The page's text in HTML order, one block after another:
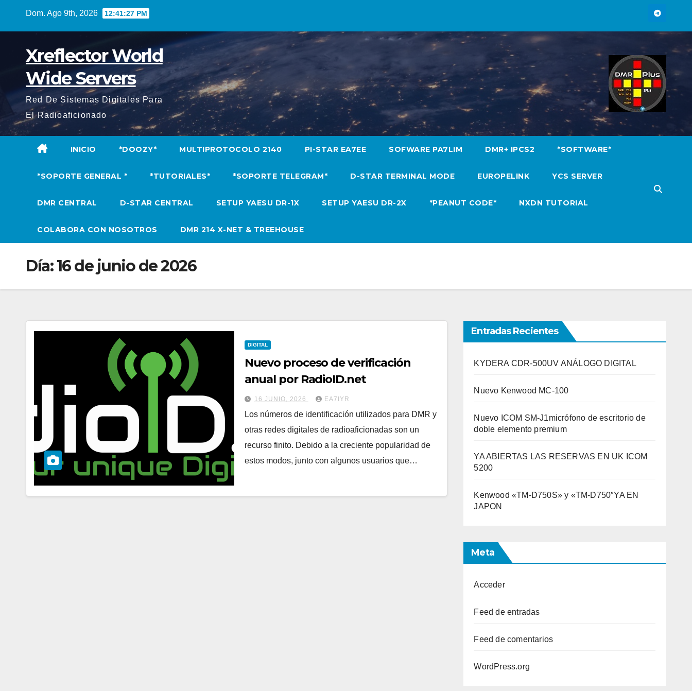
Dom. Ago 9th, 2026 12:41:28 PM
Xreflector World
Wide Servers
Red De Sistemas Digitales Para
El Radioaficionado
INICIO *DOOZY* MULTIPROTOCOLO 2140 PI-STAR EA7EE SOFWARE PA7LIM DMR+ IPCS2 *SOFTWARE*
*SOPORTE GENERAL * *TUTORIALES* *SOPORTE TELEGRAM* D-STAR TERMINAL MODE EUROPELINK YCS SERVER
DMR CENTRAL D-STAR CENTRAL SETUP YAESU DR-1X SETUP YAESU DR-2X *PEANUT CODE* NXDN TUTORIAL
COLABORA CON NOSOTROS DMR 214 X-NET & TREEHOUSE
Día:16 de junio de 2026
DIGITAL
Nuevo proceso de verificación
anual por RadioID.net
16 JUNIO, 2026 EA7IYR
Los números de identificación utilizados para DMR y
otras redes digitales de radioaficionadas son un
recurso finito. Debido a la creciente popularidad de
estos modos, junto con algunos usuarios que…
Entradas Recientes
KYDERA CDR-500UV ANÁLOGO DIGITAL
Nuevo Kenwood MC-100
Nuevo ICOM SM-J1micrófono de escritorio de
doble elemento premium
YA ABIERTAS LAS RESERVAS EN UK ICOM
5200
Kenwood «TM-D750S» y «TM-D750″YA EN
JAPON
Meta
Acceder
Feed de entradas
Feed de comentarios
WordPress.org